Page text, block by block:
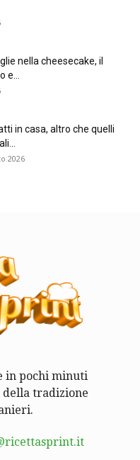
nella cheesecake, il
in casa, altro che quelli
2026
in pochi minuti
tradizione